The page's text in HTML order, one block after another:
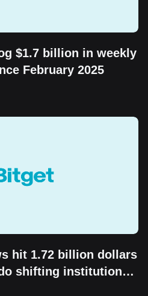
$1.7 billion in weekly
February 2025
hit 1.72 billion dollars
shifting institutional